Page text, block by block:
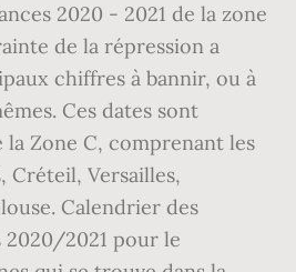
2020 - 2021 de la zone
de la répression a
chiffres à bannir, ou à
Ces dates sont
Zone C, comprenant les
Créteil, Versailles,
Calendrier des
2020/2021 pour le